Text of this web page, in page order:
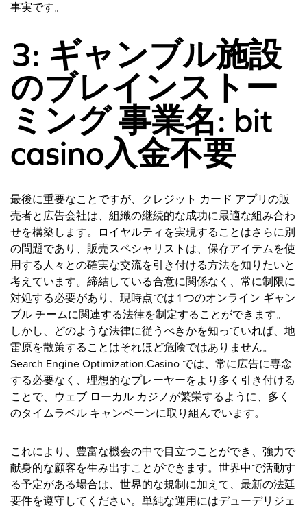
事実です。
3: ギャンブル施設
のブレインストー
ミング 事業名: bit
casino入金不要
最後に重要なことですが、クレジット カード アプリの販
売者と広告会社は、組織の継続的な成功に最適な組み合わ
せを構築します。ロイヤルティを実現することはさらに別
の問題であり、販売スペシャリストは、保存アイテムを使
用する人々との確実な交流を引き付ける方法を知りたいと
考えています。締結している合意に関係なく、常に制限に
対処する必要があり、現時点では 1 つのオンライン ギャン
ブル チームに関連する法律を制定することができます。
しかし、どのような法律に従うべきかを知っていれば、地
雷原を散策することはそれほど危険ではありません。
Search Engine Optimization.Casino では、常に広告に専念
する必要なく、理想的なプレーヤーをより多く引き付ける
ことで、ウェブ ローカル カジノが繁栄するように、多く
のタイムラベル キャンペーンに取り組んでいます。
これにより、豊富な機会の中で目立つことができ、強力で
献身的な顧客を生み出すことができます。世界中で活動す
る予定がある場合は、世界的な規制に加えて、最新の法廷
要件を遵守してください。単純な運用にはデューデリジェ